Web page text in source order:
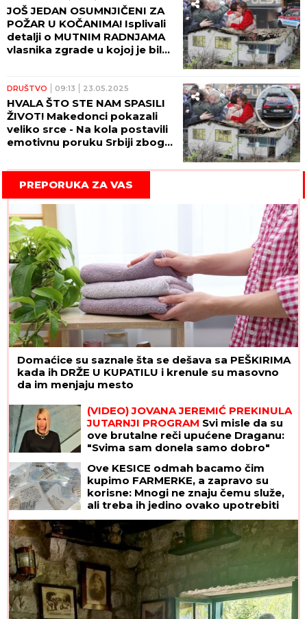
JOŠ JEDAN OSUMNJIČENI ZA
POŽAR U KOČANIMA! Isplivali
detalji o MUTNIM RADNJAMA
vlasnika zgrade u kojoj je bila
DRUŠTVO 09:13 23.05.2025
HVALA ŠTO STE NAM SPASILI
ŽIVOT! Makedonci pokazali
veliko srce - Na kola postavili
emotivnu poruku Srbiji zbog
Kočanima! (FOTO)
PREPORUKA ZA VAS
Domaćice su saznale šta se dešava sa PEŠKIRIMA
kada ih DRŽE U KUPATILU i krenule su masovno
da im menjaju mesto
(VIDEO) JOVANA JEREMIĆ PREKINULA
JUTARNJI PROGRAM Svi misle da su
ove brutalne reči upućene Draganu:
"Svima sam donela samo dobro"
Ove KESICE odmah bacamo čim
kupimo FARMERKE, a zapravo su
korisne: Mnogi ne znaju čemu služe,
ali treba ih jedino ovako upotrebiti